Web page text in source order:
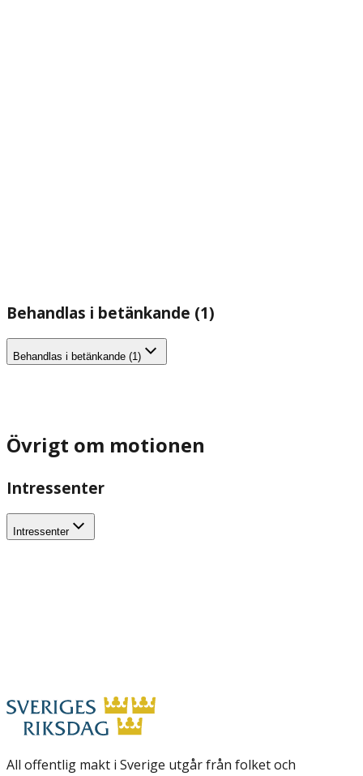
Behandlas i betänkande (1)
Behandlas i betänkande (1)
Övrigt om motionen
Intressenter
Intressenter
All offentlig makt i Sverige utgår från folket och